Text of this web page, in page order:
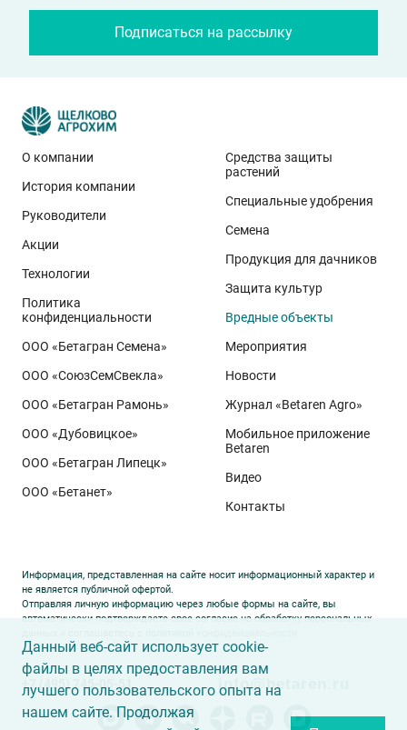
Подписаться на рассылку
О компании
История компании
Руководители
Акции
Технологии
Политика
конфиденциальности
ООО «Бетагран Семена»
ООО «СоюзСемСвекла»
ООО «Бетагран Рамонь»
ООО «Дубовицкое»
ООО «Бетагран Липецк»
ООО «Бетанет»
Средства защиты
растений
Специальные удобрения
Семена
Продукция для дачников
Защита культур
Вредные объекты
Мероприятия
Новости
Журнал «Betaren Agro»
Мобильное приложение
Betaren
Видео
Контакты
Информация, представленная на сайте носит информационный характер и
не является публичной офертой.
Отправляя личную информацию через любые формы на сайте, вы
автоматически подтверждаете свое согласие на обработку персональных
info@betaren.ru
Данный веб-сайт использует cookie-
файлы в целях предоставления вам
лучшего пользовательского опыта на
нашем сайте. Продолжая